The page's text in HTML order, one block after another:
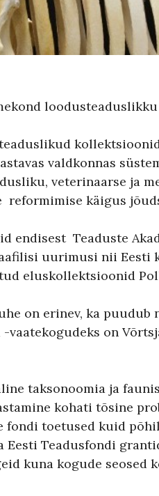
valdkonnas
veterinaarse ja
käigus
endisest Teaduste
uurimusi nii Eesti
eluskollektsioonid
on erinev, ka
on
taksonoomia ja
kohati tõsine
fondi toetused kuid
Teadusfondi
kuna kogude